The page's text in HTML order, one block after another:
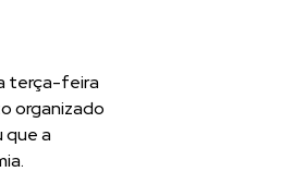
terça-feira
organizado
que a